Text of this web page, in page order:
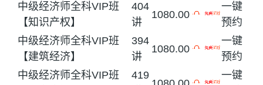
中级经济师全科VIP班
【知识产权】
404
讲
1080.00
一键
预约
中级经济师全科VIP班
【建筑经济】
394
讲
1080.00
一键
预约
中级经济师全科VIP班
419
一键